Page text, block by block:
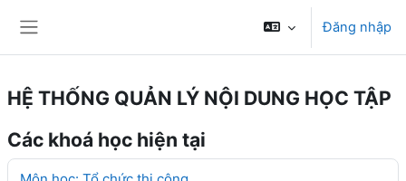
Đăng nhập
HỆ THỐNG QUẢN LÝ NỘI DUNG HỌC TẬP
Các khoá học hiện tại